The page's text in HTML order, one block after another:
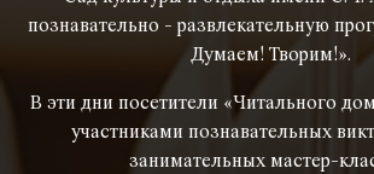
познавательно - развлекательную
Думаем! Творим!».
В эти дни посетители «Читального
участниками познавательных
занимательных мастер-